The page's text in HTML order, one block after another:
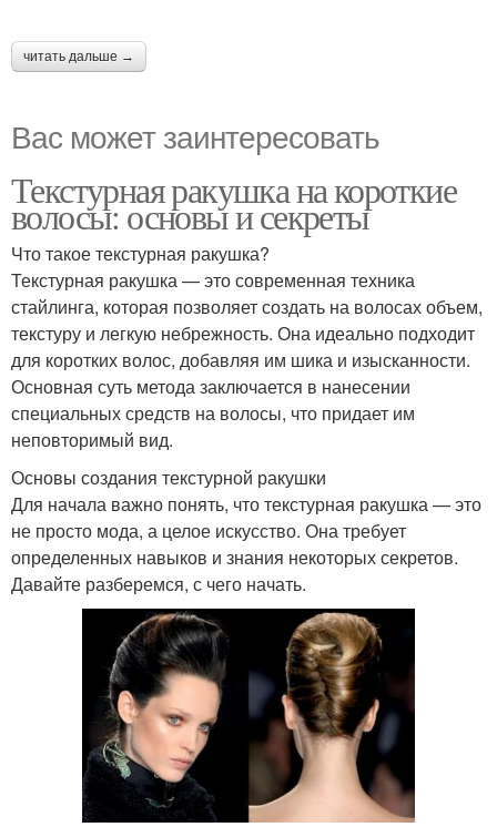
читать дальше →
Вас может заинтересовать
Текстурная ракушка на короткие
волосы: основы и секреты
Что такое текстурная ракушка?
Текстурная ракушка — это современная техника
стайлинга, которая позволяет создать на волосах объем,
текстуру и легкую небрежность. Она идеально подходит
для коротких волос, добавляя им шика и изысканности.
Основная суть метода заключается в нанесении
специальных средств на волосы, что придает им
неповторимый вид.
Основы создания текстурной ракушки
Для начала важно понять, что текстурная ракушка — это
не просто мода, а целое искусство. Она требует
определенных навыков и знания некоторых секретов.
Давайте разберемся, с чего начать.